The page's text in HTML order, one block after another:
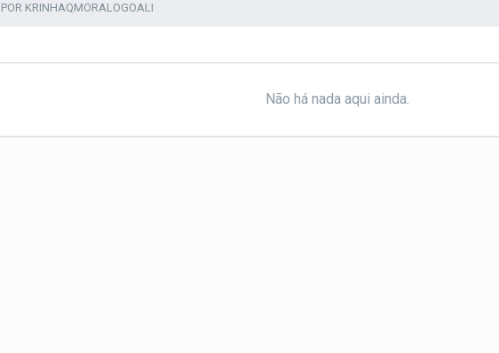
KRINHAQMORALOGOALI
Não há nada aqui ainda.